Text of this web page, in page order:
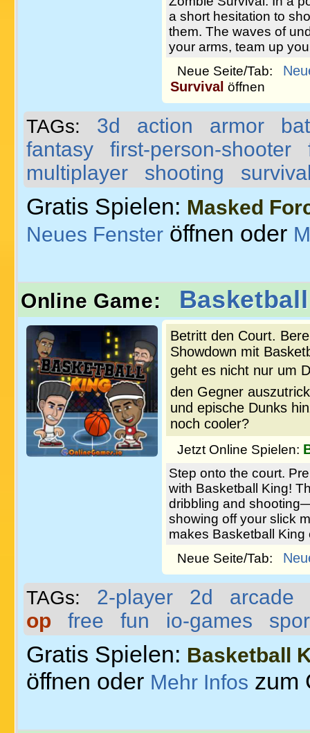
a short hesitation to
them. The waves of
your arms, team up
Neue Seite/Tab:
Survival öffnen
TAGs: 3d action armor
fantasy
first-person-shooter
multiplayer
shooting
Gratis Spielen: Masked
Neues Fenster öffnen oder
Online Game:
Betritt den Court.
Showdown mit
geht es nicht nur um
den Gegner
und epische Dunks
noch cooler?
Jetzt Online Spielen:
Step onto the court.
with Basketball King!
dribbling and
showing off your slick
makes Basketball King
Neue Seite/Tab:
TAGs: 2-player 2d
arcade
op
free fun io-games
Gratis Spielen: Basketball
öffnen oder Mehr Infos zum